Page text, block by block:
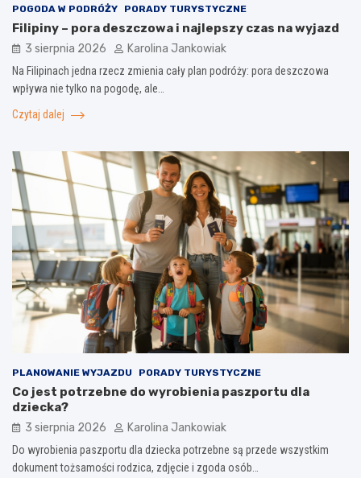
POGODA W PODRÓŻY PORADY TURYSTYCZNE
Filipiny – pora deszczowa i najlepszy czas na wyjazd
3 sierpnia 2026 Karolina Jankowiak
Na Filipinach jedna rzecz zmienia cały plan podróży: pora deszczowa
wpływa nie tylko na pogodę, ale…
Czytaj dalej
PLANOWANIE WYJAZDU PORADY TURYSTYCZNE
Co jest potrzebne do wyrobienia paszportu dla
dziecka?
3 sierpnia 2026 Karolina Jankowiak
Do wyrobienia paszportu dla dziecka potrzebne są przede wszystkim
dokument tożsamości rodzica, zdjęcie i zgoda osób…